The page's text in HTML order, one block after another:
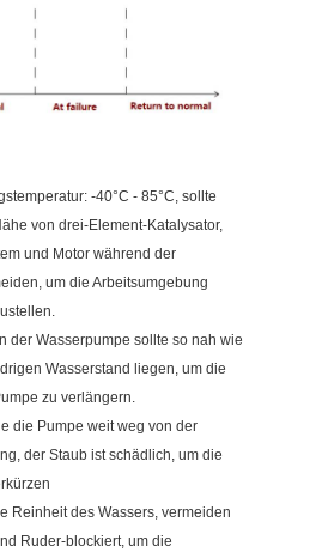
-40°C - 85°C, sollte
von drei-Element-Katalysator,
und Motor während der
um die Arbeitsumgebung
der Wasserpumpe sollte so nah wie
Wasserstand liegen, um die
zu verlängern.
die Pumpe weit weg von der
der Staub ist schädlich, um die
Reinheit des Wassers, vermeiden
Ruder-blockiert, um die